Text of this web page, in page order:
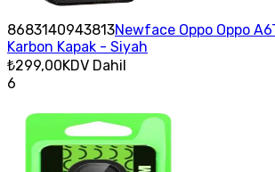
8683140943813Newface Oppo Oppo
Karbon Kapak - Siyah
₺299,00KDV Dahil
6